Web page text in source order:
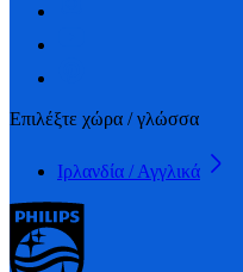
Επιλέξτε χώρα / γλώσσα
Ιρλανδία / Αγγλικά